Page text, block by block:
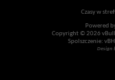
Czasy w
Powered
Copyright © 2026
Spolszczenie:
Design